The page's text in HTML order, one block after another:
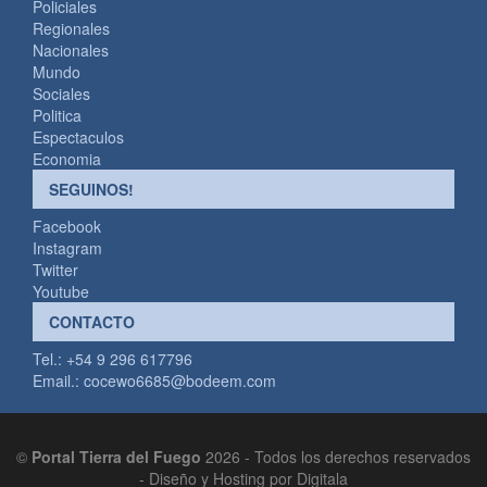
Policiales
Regionales
Nacionales
Mundo
Sociales
Politica
Espectaculos
Economia
SEGUINOS!
Facebook
Instagram
Twitter
Youtube
CONTACTO
Tel.: +54 9 296 617796
Email.: cocewo6685@bodeem.com
© Portal Tierra del Fuego 2026 - Todos los derechos reservados
- Diseño y Hosting por Digitala